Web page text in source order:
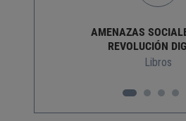
AMENAZAS
REVOLUCIÓN
Libros